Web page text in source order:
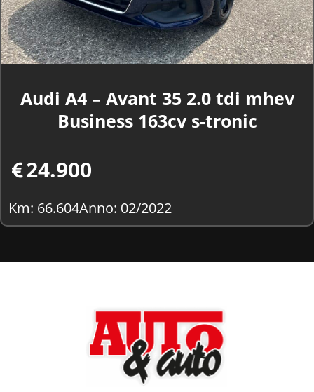
Audi A4 – Avant 35 2.0 tdi mhev
Business 163cv s-tronic
24.900
Km: 66.604Anno: 02/2022